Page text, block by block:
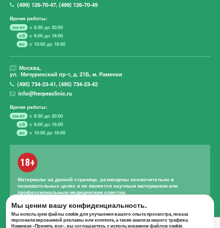
(499)126-70-47,(499)126-70-49
Время работы:
пн-пт
с 8:30 до 20:00
сб
с 9:00 до 16:00
вс
с 10:00 до 16:00
Москва,
ул. Мичуринский пр-т,д. 21Б, м. Раменки
(495)734-23-41,(495)734-23-42
info@herpesclinic.ru
Время работы:
пн-пт
с 8:30 до 20:00
сб
с 9:00 до 16:00
вс
с 10:00 до 16:00
18+
Материалы на данной странице, размещены исключительно в
познавательных целях и не является научным материалом или
профессиональным медицинским советом.
Правильное лечение и назначение лекарственных средств может
проводиться только квалифицированным специалистом с учетом
проведенной диагностики и истории болезни.
Мы ценим вашу конфиденциальность.
Мы используем файлы cookie для улучшения вашего опыта просмотра, показа
персонализированной рекламы или контента, а также анализа нашего трафика.
Нажимая «Принять все», вы соглашаетесь с использованием файлов cookie.